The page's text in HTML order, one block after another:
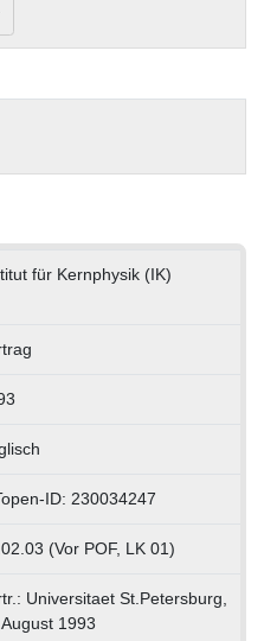
für Kernphysik (IK)
ID: 230034247
(Vor POF, LK 01)
Universitaet St.Petersburg,
1993